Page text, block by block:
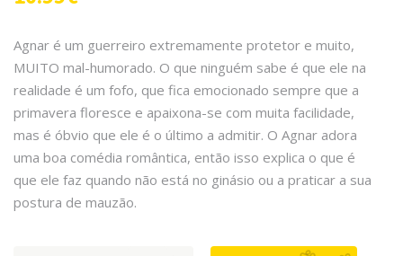
Agnar é um guerreiro extremamente protetor e muito,
MUITO mal-humorado. O que ninguém sabe é que ele na
realidade é um fofo, que fica emocionado sempre que a
primavera floresce e apaixona-se com muita facilidade,
mas é óbvio que ele é o último a admitir. O Agnar adora
uma boa comédia romântica, então isso explica o que é
que ele faz quando não está no ginásio ou a praticar a sua
postura de mauzão.